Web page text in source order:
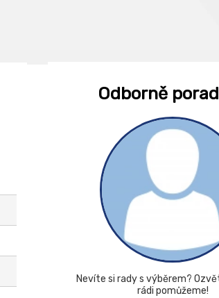
Odborně
Nevíte si rady s výběrem?
rádi pomůžeme!